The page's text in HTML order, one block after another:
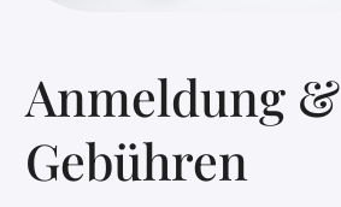
Anmeldung &
Gebühren